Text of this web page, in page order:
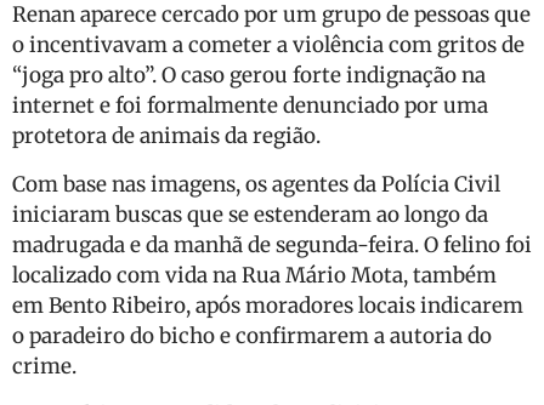
Renan aparece cercado por um grupo de pessoas que
o incentivavam a cometer a violência com gritos de
“joga pro alto”. O caso gerou forte indignação na
internet e foi formalmente denunciado por uma
protetora de animais da região.
Com base nas imagens, os agentes da Polícia Civil
iniciaram buscas que se estenderam ao longo da
madrugada e da manhã de segunda-feira. O felino foi
localizado com vida na Rua Mário Mota, também
em Bento Ribeiro, após moradores locais indicarem
o paradeiro do bicho e confirmarem a autoria do
crime.